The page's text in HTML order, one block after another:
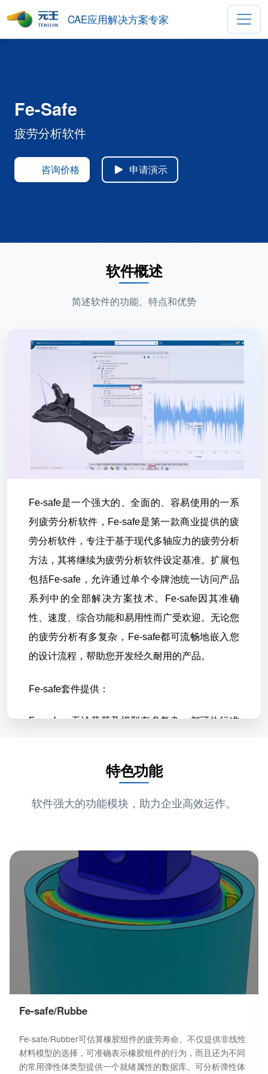
CAE应用解决方案专家
Fe-Safe
疲劳分析软件
咨询价格 申请演示
软件概述
简述软件的功能、特点和优势
Fe-safe是一个强大的、全面的、容易使用的一系
列疲劳分析软件，Fe-safe是第一款商业提供的疲
劳分析软件，专注于基于现代多轴应力的疲劳分析
方法，其将继续为疲劳分析软件设定基准。扩展包
包括Fe-safe，允许通过单个令牌池统一访问产品
系列中的全部解决方案技术。Fe-safe因其准确
性、速度、综合功能和易用性而广受欢迎。无论您
的疲劳分析有多复杂，Fe-safe都可流畅地嵌入您
的设计流程，帮助您开发经久耐用的产品。
Fe-safe套件提供：
Fe-safe：无论载荷及模型有多复杂，都可执行准
Fe-safe/Rubber：弹性体疲劳分析的独特前沿技
接头；
SIMULIA 产品系列之间的流畅工作流程：
Abaqus、Isight 和 Tosca。
特色功能
软件强大的功能模块，助力企业高效运作。
Fe-safe/Rubbe
Fe-safe/Rubber可估算橡胶组件的疲劳寿命。不仅提供非线性
材料模型的选择，可准确表示橡胶组件的行为，而且还为不同
的常用弹性体类型提供一个就绪属性的数据库。可分析弹性体